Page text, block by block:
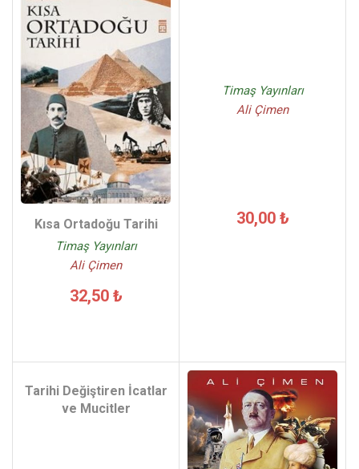
Kısa Ortadoğu Tarihi
Timaş Yayınları
Ali Çimen
32,50 ₺
Timaş Yayınları
Ali Çimen
30,00 ₺
Tarihi Değiştiren İcatlar
ve Mucitler